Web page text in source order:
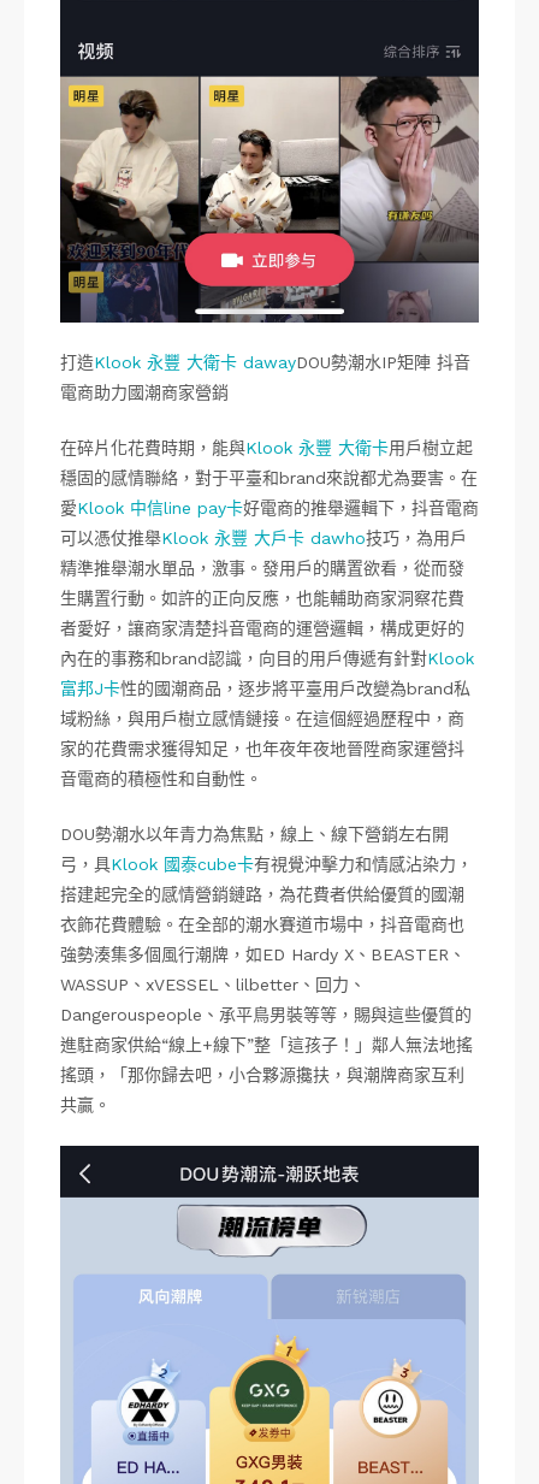
打造Klook 永豐 大衛卡 dawayDOU勢潮水IP矩陣 抖音
電商助力國潮商家營銷
在碎片化花費時期，能與Klook 永豐 大衛卡用戶樹立起
穩固的感情聯絡，對于平臺和brand來說都尤為要害。在
愛Klook 中信line pay卡好電商的推舉邏輯下，抖音電商
可以憑仗推舉Klook 永豐 大戶卡 dawho技巧，為用戶
精準推舉潮水單品，激事。發用戶的購置欲看，從而發
生購置行動。如許的正向反應，也能輔助商家洞察花費
者愛好，讓商家清楚抖音電商的運營邏輯，構成更好的
內在的事務和brand認識，向目的用戶傳遞有針對Klook
富邦J卡性的國潮商品，逐步將平臺用戶改變為brand私
域粉絲，與用戶樹立感情鏈接。在這個經過歷程中，商
家的花費需求獲得知足，也年夜年夜地晉陞商家運營抖
音電商的積極性和自動性。
DOU勢潮水以年青力為焦點，線上、線下營銷左右開
弓，具Klook 國泰cube卡有視覺沖擊力和情感沾染力，
搭建起完全的感情營銷鏈路，為花費者供給優質的國潮
衣飾花費體驗。在全部的潮水賽道市場中，抖音電商也
強勢湊集多個風行潮牌，如ED Hardy X、BEASTER、
WASSUP、xVESSEL、lilbetter、回力、
Dangerouspeople、承平鳥男裝等等，賜與這些優質的
進駐商家供給“線上+線下”整「這孩子！」鄰人無法地搖
搖頭，「那你歸去吧，小合夥源攙扶，與潮牌商家互利
共贏。